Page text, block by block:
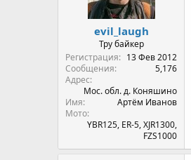
evil_laugh
Тру байкер
Регистрация
13 Фев 2012
Сообщения
5,176
Адрес
Мос. обл. д. Коняшино
Имя
Артём Иванов
Мото
YBR125, ER-5, XJR1300,
FZS1000